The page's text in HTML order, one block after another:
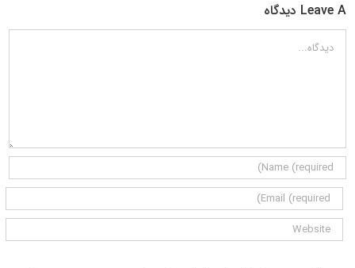
Leave A دیدگاه
دیدگاه